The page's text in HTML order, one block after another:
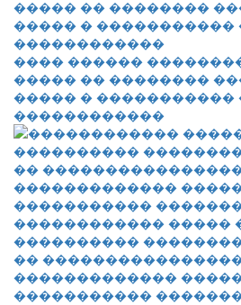
���� ������
����� �� ��������
����� � �����������
������������
������������ �����
����������
��
�������������
�����������